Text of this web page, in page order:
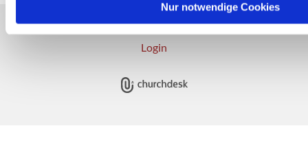
Nur notwendige Cookies
Impressum Datenschutzerklärung
ChurchDesk-
Login